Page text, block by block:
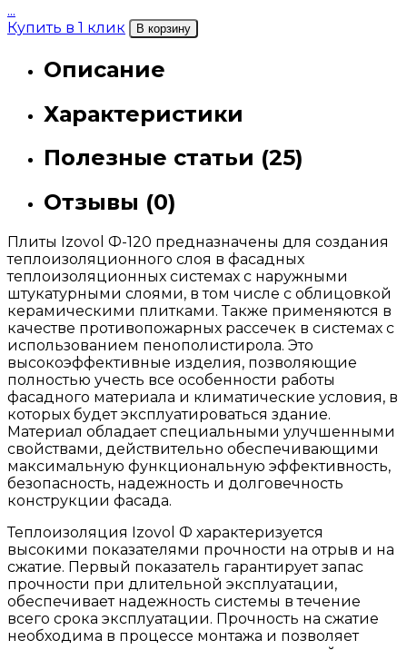
...
Купить в 1 клик
В корзину
Описание
Характеристики
Полезные статьи (25)
Отзывы (0)
Плиты Izovol Ф-120 предназначены для создания
теплоизоляционного слоя в фасадных
теплоизоляционных системах с наружными
штукатурными слоями, в том числе с облицовкой
керамическими плитками. Также применяются в
качестве противопожарных рассечек в системах с
использованием пенополистирола. Это
высокоэффективные изделия, позволяющие
полностью учесть все особенности работы
фасадного материала и климатические условия, в
которых будет эксплуатироваться здание.
Материал обладает специальными улучшенными
свойствами, действительно обеспечивающими
максимальную функциональную эффективность,
безопасность, надежность и долговечность
конструкции фасада.
Теплоизоляция Izovol Ф характеризуется
высокими показателями прочности на отрыв и на
сжатие. Первый показатель гарантирует запас
прочности при длительной эксплуатации,
обеспечивает надежность системы в течение
всего срока эксплуатации. Прочность на сжатие
необходима в процессе монтажа и позволяет